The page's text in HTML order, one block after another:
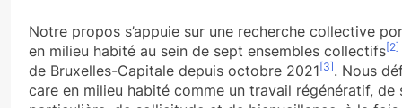
Notre propos s’appuie sur une recherche collective
en milieu habité au sein de sept ensembles collectifs[2]
de Bruxelles-Capitale depuis octobre 2021 [3] . Nous
care en milieu habité comme un travail régénératif, de